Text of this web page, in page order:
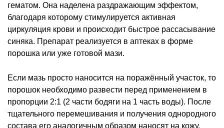
гематом. Она наделена раздражающим эффектом,
благодаря которому стимулируется активная
циркуляция крови и происходит быстрое рассасывание
синяка. Препарат реализуется в аптеках в форме
порошка или уже готовой мази.
Если мазь просто наносится на поражённый участок, то
порошок необходимо развести перед применением в
пропорции 2:1 (2 части бодяги на 1 часть воды). После
тщательного перемешивания и получения однородного
состава его аналогичным образом наносят на кожу.